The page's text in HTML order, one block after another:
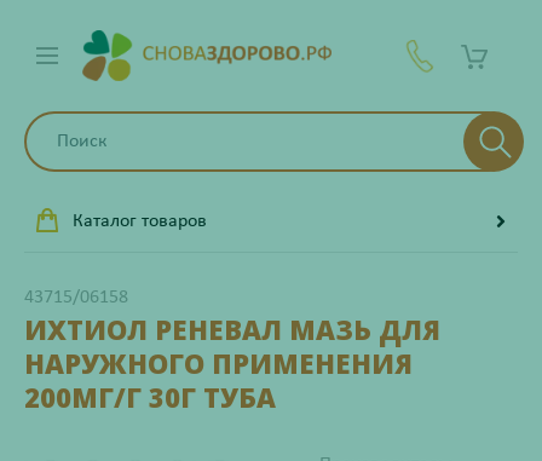
Каталог товаров
43715/06158
ИХТИОЛ РЕНЕВАЛ МАЗЬ ДЛЯ
НАРУЖНОГО ПРИМЕНЕНИЯ
200МГ/Г 30Г ТУБА